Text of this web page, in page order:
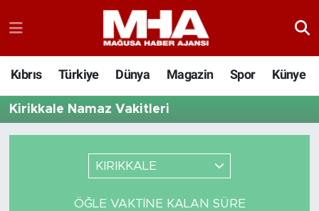
Kıbrıs Türkiye Dünya Magazin Spor Künye
Kirikkale Namaz Vakitleri
KIRIKKALE
ÖĞLE VAKTINE KALAN SÜRE